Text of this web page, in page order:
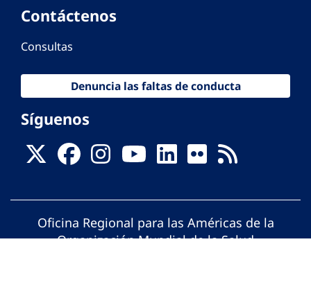
Contáctenos
Consultas
Denuncia las faltas de conducta
Síguenos
Oficina Regional para las Américas de la
Organización Mundial de la Salud